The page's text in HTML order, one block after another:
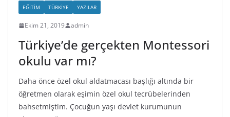
EĞITIM TÜRKIYE YAZILAR
Ekim 21, 2019 admin
Türkiye’de gerçekten Montessori
okulu var mı?
Daha önce özel okul aldatmacası başlığı altında bir
öğretmen olarak eşimin özel okul tecrübelerinden
bahsetmiştim. Çocuğun yaşı devlet kurumunun